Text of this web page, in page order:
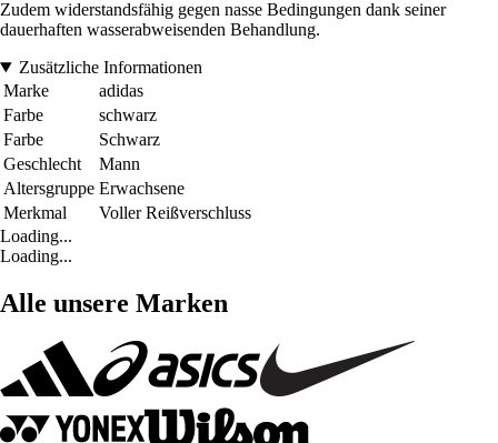
Zudem widerstandsfähig gegen nasse Bedingungen dank seiner
dauerhaften wasserabweisenden Behandlung.
Zusätzliche Informationen
Marke
adidas
Farbe
schwarz
Farbe
Schwarz
Geschlecht
Mann
Altersgruppe Erwachsene
Merkmal
Voller Reißverschluss
Loading...
Loading...
Alle unsere Marken